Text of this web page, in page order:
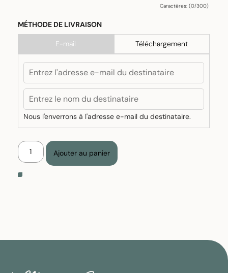
Caractères: (0/300)
MÉTHODE DE LIVRAISON
E-mail Téléchargement
Nous l'enverrons à l'adresse e-mail du destinataire.
quantité
de
Carte
cadeau
Ajouter au panier
Alternative: